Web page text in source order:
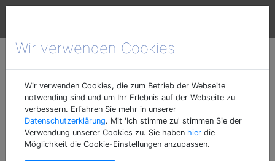
Eindrücke vom
01.04.2022
Freitag, 01. April 2022, 00:00 Uhr | rva@tfc-frankfurt.de
Wir verwenden Cookies
Wir verwenden Cookies, die zum Betrieb der Webseite
notwending sind und um Ihr Erlebnis auf der Webseite zu
verbessern. Erfahren Sie mehr in unserer
Datenschutzerklärung. Mit 'Ich stimme zu' stimmen Sie der
Verwendung unserer Cookies zu. Sie haben hier die
Möglichkeit die Cookie-Einstellungen anzupassen.